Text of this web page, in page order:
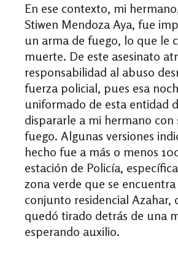
En ese contexto, mi
Stiwen Mendoza Aya, fue
un arma de fuego, lo que le
muerte. De este asesinato
responsabilidad al abuso
fuerza policial, pues esa
uniformado de esta entidad
dispararle a mi hermano con
fuego. Algunas versiones
hecho fue a más o menos
estación de Policía,
zona verde que se
conjunto residencial Azahar,
quedó tirado detrás de una
esperando auxilio.